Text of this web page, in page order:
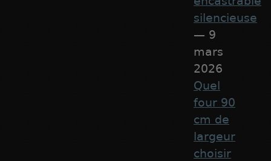
silencieuse
— 9
mars
2026
Quel
four 90
cm de
largeur
choisir